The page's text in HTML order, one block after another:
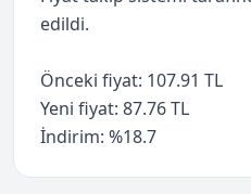
edildi.
Önceki fiyat: 107.91 TL
Yeni fiyat: 87.76 TL
İndirim: %18.7